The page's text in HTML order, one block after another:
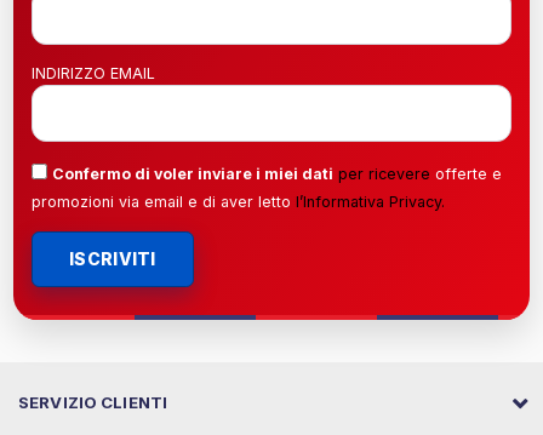
INDIRIZZO EMAIL
Confermo di voler inviare i miei dati per ricevere offerte e
promozioni via email e di aver letto l’Informativa Privacy.
ISCRIVITI
SERVIZIO CLIENTI